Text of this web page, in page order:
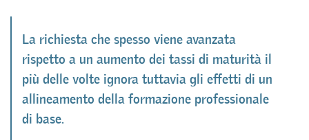
La richiesta che spesso viene avanzata
rispetto a un aumento dei tassi di maturità il
più delle volte ignora tuttavia gli effetti di un
allineamento della formazione professionale
di base.